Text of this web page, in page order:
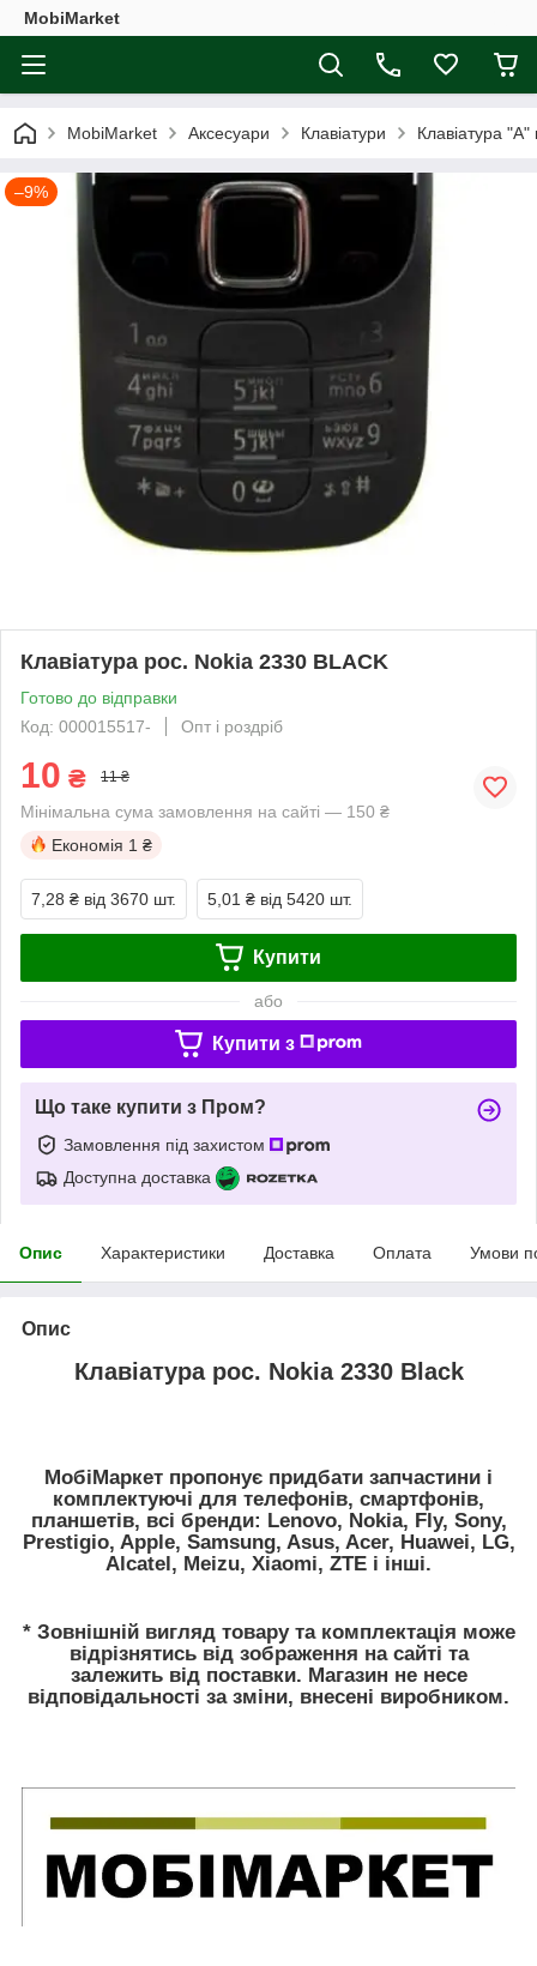
MobiMarket
MobiMarket Аксесуари Клавіатури Клавіатура "A"
–9%
Клавіатура рос. Nokia 2330 BLACK
Готово до відправки
Код: 000015517-
Опт і роздріб
10 ₴ 11 ₴
Мінімальна сума замовлення на сайті — 150 ₴
Економія 1 ₴
7,28 ₴ від 3670 шт. 5,01 ₴ від 5420 шт.
Купити
або
Купити з
Що таке купити з Пром?
Замовлення під захистом
Доступна доставка
Опис Характеристики Доставка Оплата Умови
Опис
Клавіатура рос. Nokia 2330 Black
МобіМаркет пропонує придбати запчастини і
комплектуючі для телефонів, смартфонів,
планшетів, всі бренди: Lenovo, Nokia, Fly, Sony,
Prestigio, Apple, Samsung, Asus, Acer, Huawei, LG,
Alcatel, Meizu, Xiaomi, ZTE і інші.
* Зовнішній вигляд товару та комплектація може
відрізнятись від зображення на сайті та
залежить від поставки. Магазин не несе
відповідальності за зміни, внесені виробником.